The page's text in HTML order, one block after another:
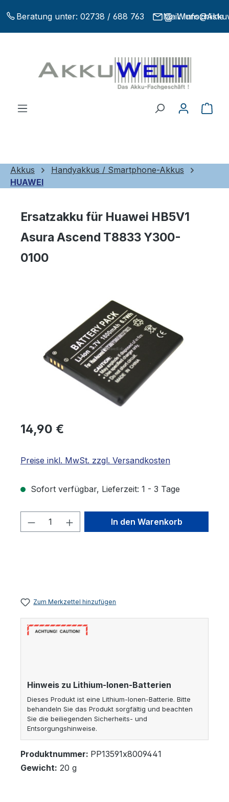
Zum Hauptinhalt springen
Beratung unter: 02738 / 688 763 Mail:Wunschliste
Akkus
Handyakkus / Smartphone-Akkus
HUAWEI
Ersatzakku für Huawei HB5V1
Asura Ascend T8833 Y300-
0100
Bildergalerie überspringen
Regulärer Preis:
14,90 €
Preise inkl. MwSt. zzgl. Versandkosten
Sofort verfügbar, Lieferzeit: 1 - 3 Tage
Produkt Anzahl: Gib den
In den Warenkorb
Zum Merkzettel hinzufügen
Hinweis zu Lithium-Ionen-Batterien
Dieses Produkt ist eine Lithium-Ionen-Batterie. Bitte
behandeln Sie das Produkt sorgfältig und beachten
Sie die beiliegenden Sicherheits- und
Entsorgungshinweise.
Produktnummer: PP13591x8009441
Gewicht: 20 g